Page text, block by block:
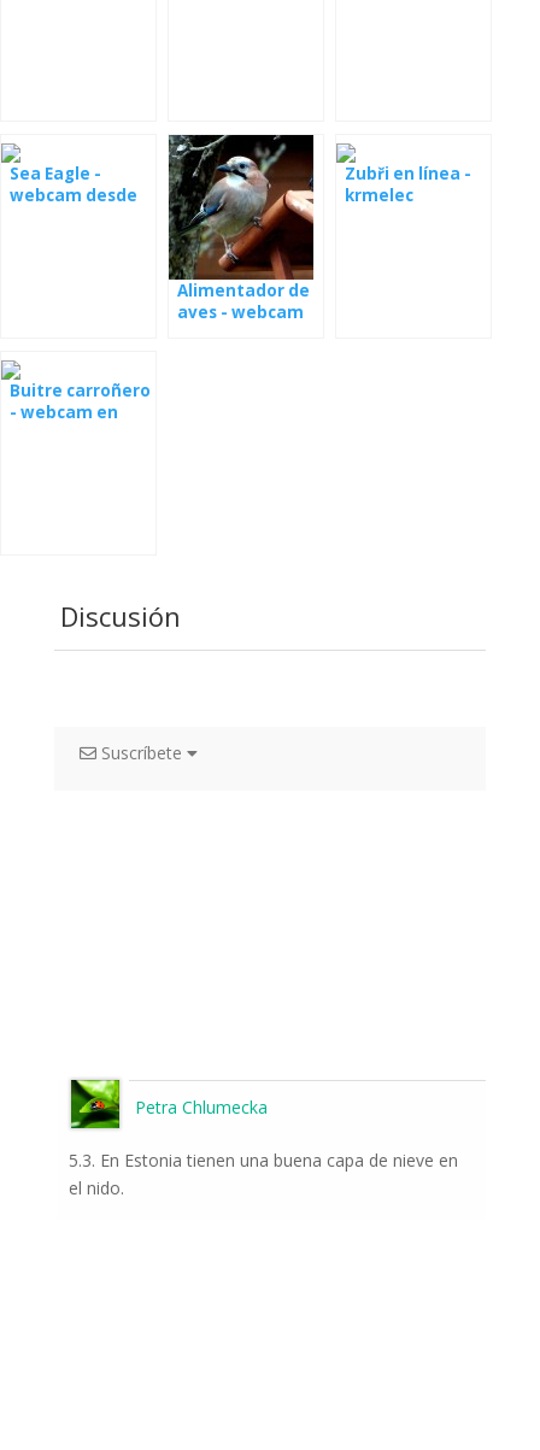
Sea Eagle -
webcam desde
Alimentador de
aves - webcam
Zubři en línea -
krmelec
Buitre carroñero
- webcam en
Discusión
Suscríbete
Petra Chlumecka
5.3. En Estonia tienen una buena capa de nieve en
el nido.